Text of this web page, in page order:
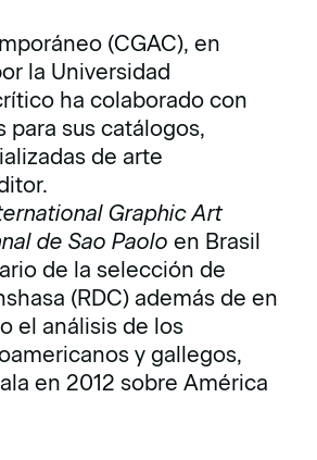
(CGAC), en
la Universidad
ha colaborado con
sus catálogos,
de arte
Graphic Art
de Sao Paolo en Brasil
de la selección de
(RDC) además de en
el análisis de los
y gallegos,
en 2012 sobre América